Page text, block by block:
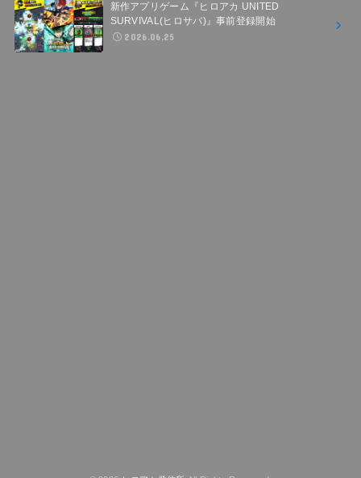
新作アプリゲーム『ヒロアカ UNITED
SURVIVAL(ヒロサバ)』事前登録開始
2026.06.25